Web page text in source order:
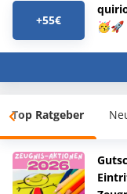
+55€
🥳🚀
Top Ratgeber